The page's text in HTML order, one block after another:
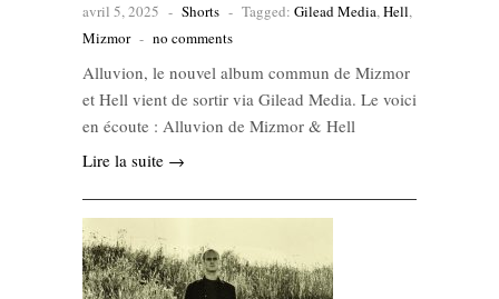
avril 5, 2025 - Shorts - Tagged: Gilead Media,Hell,
Mizmor - no comments
Alluvion, le nouvel album commun de Mizmor
et Hell vient de sortir via Gilead Media. Le voici
en écoute : Alluvion de Mizmor & Hell
Lire la suite →